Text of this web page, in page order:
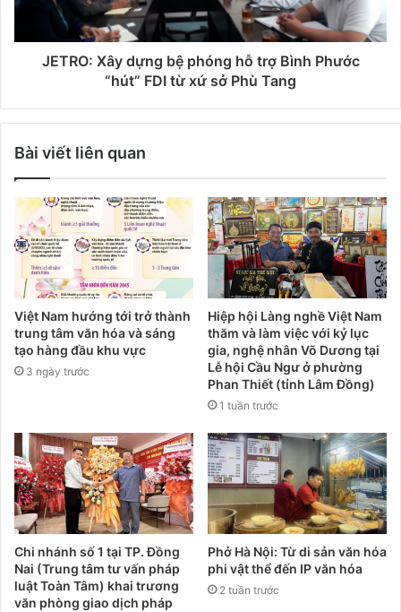
JETRO: Xây dựng bệ phóng hỗ trợ Bình Phước
“hút” FDI từ xứ sở Phù Tang
Bài viết liên quan
Việt Nam hướng tới trở thành
trung tâm văn hóa và sáng
tạo hàng đầu khu vực
3 ngày trước
Hiệp hội Làng nghề Việt Nam
thăm và làm việc với kỷ lục
gia, nghệ nhân Võ Dương tại
Lễ hội Cầu Ngư ở phường
Phan Thiết (tỉnh Lâm Đồng)
1 tuần trước
Chi nhánh số 1 tại TP. Đồng
Nai (Trung tâm tư vấn pháp
luật Toàn Tâm) khai trương
văn phòng giao dịch pháp
Phở Hà Nội: Từ di sản văn hóa
phi vật thể đến IP văn hóa
2 tuần trước